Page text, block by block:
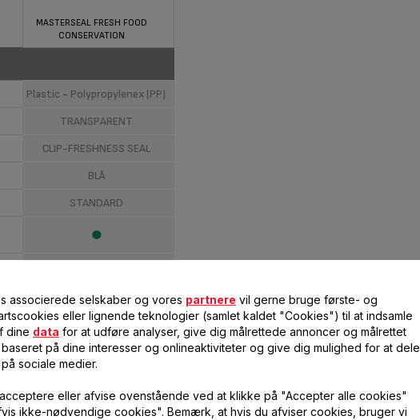
MASTERSEAL FRESH FOOD
CONSERVATION
Plastic - Polypropylenex (PP)
TRANSPARENT
CLIP-FRESHNESS SEAL
BLÅ
STANDARD
Not relevant
2
associerede selskaber og vores partnere vil gerne bruge første- og
eller lignende teknologier (samlet kaldet "Cookies") til at indsamle
dine data for at udføre analyser, give dig målrettede annoncer og målrettet
på dine interesser og onlineaktiviteter og give dig mulighed for at dele
sociale medier.
eller afvise ovenstående ved at klikke på "Accepter alle cookies"
ikke-nødvendige cookies". Bemærk, at hvis du afviser cookies, bruger vi